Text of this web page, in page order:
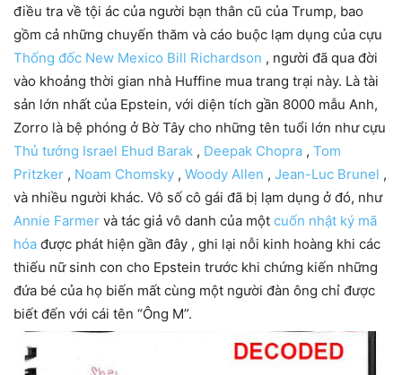
điều tra về tội ác của người bạn thân cũ của Trump, bao
gồm cả những chuyến thăm và cáo buộc lạm dụng của cựu
Thống đốc New Mexico Bill Richardson , người đã qua đời
vào khoảng thời gian nhà Huffine mua trang trại này. Là tài
sản lớn nhất của Epstein, với diện tích gần 8000 mẫu Anh,
Zorro là bệ phóng ở Bờ Tây cho những tên tuổi lớn như cựu
Thủ tướng Israel Ehud Barak , Deepak Chopra , Tom
Pritzker , Noam Chomsky , Woody Allen , Jean-Luc Brunel ,
và nhiều người khác. Vô số cô gái đã bị lạm dụng ở đó, như
Annie Farmer và tác giả vô danh của một cuốn nhật ký mã
hóa được phát hiện gần đây , ghi lại nỗi kinh hoàng khi các
thiếu nữ sinh con cho Epstein trước khi chứng kiến ​​những
đứa bé của họ biến mất cùng một người đàn ông chỉ được
biết đến với cái tên “Ông M”.